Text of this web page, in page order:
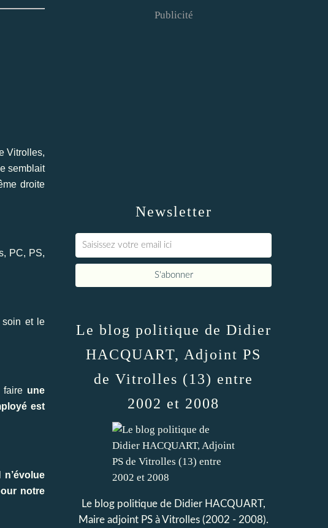
Vitrolles,
semblait
droite
PC, PS,
soin et le
faire une
est
n’évolue
notre
Newsletter
Publicité
Le blog politique de Didier
HACQUART, Adjoint PS
de Vitrolles (13) entre
2002 et 2008
Le blog politique de Didier HACQUART,
Maire adjoint PS à Vitrolles (2002 - 2008).